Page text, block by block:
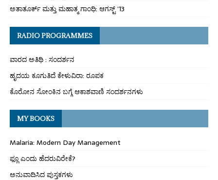
ಅತಾತೂರ್ಕ್ ಮತ್ತು ಮಹಾತ್ಮ ಗಾಂಧಿ: ಆಗಸ್ಟ್ ’13
RADIO PROGRAMMES
ವಾರದ ಅತಿಥಿ : ಸಂದರ್ಶನ
ಹೃದಯ ಕೂಗುತಿದೆ ಕೇಳುವಿರಾ: ರೂಪಕ
ಕೊರೋನ ಸೋಂಕಿನ ಬಗ್ಗೆ ಆಕಾಶವಾಣಿ ಸಂದರ್ಶನಗಳು
MY BOOKS
Malaria: Modern Day Management
ಫ್ಲೂ ಎಂದು ಹೆದರುವಿರೇಕೆ?
ಅನುವಾದಿಸಿದ ಪುಸ್ತಕಗಳು